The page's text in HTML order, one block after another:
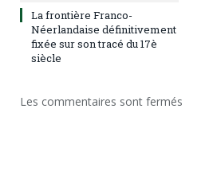
La frontière Franco-
Néerlandaise définitivement
fixée sur son tracé du 17è
siècle
Les commentaires sont fermés